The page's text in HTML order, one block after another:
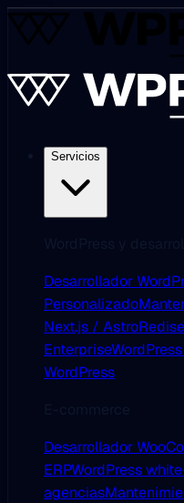
Servicios
Desarrollador
Personalizado
Next.js / Astro
Enterprise
WordPress
Desarrollador
ERPWordPress
agencias